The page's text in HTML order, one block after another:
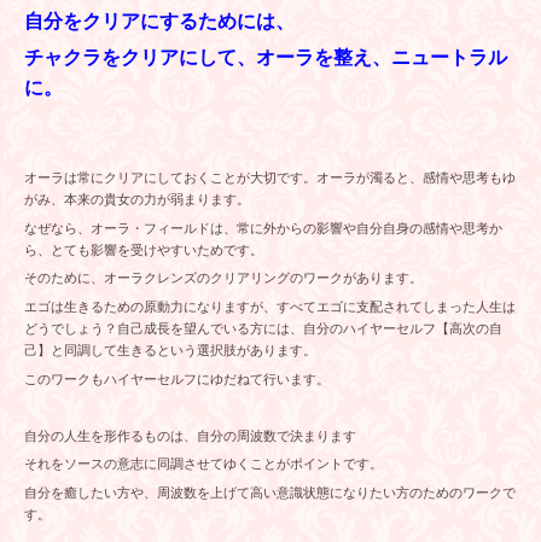
自分をクリアにするためには、
チャクラをクリアにして、オーラを整え、ニュートラル
に。
オーラは常にクリアにしておくことが大切です。オーラが濁ると、感情や思考もゆ
がみ、本来の貴女の力が弱まります。
なぜなら、オーラ・フィールドは、常に外からの影響や自分自身の感情や思考か
ら、とても影響を受けやすいためです。
そのために、オーラクレンズのクリアリングのワークがあります。
エゴは生きるための原動力になりますが、すべてエゴに支配されてしまった人生は
どうでしょう？自己成長を望んでいる方には、自分のハイヤーセルフ【高次の自
己】と同調して生きるという選択肢があります。
このワークもハイヤーセルフにゆだねて行います。
自分の人生を形作るものは、自分の周波数で決まります
それをソースの意志に同調させてゆくことがポイントです。
自分を癒したい方や、周波数を上げて高い意識状態になりたい方のためのワークで
す。